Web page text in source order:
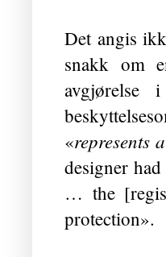
Det angis
snakk om
«represents
designer
… the
protection».